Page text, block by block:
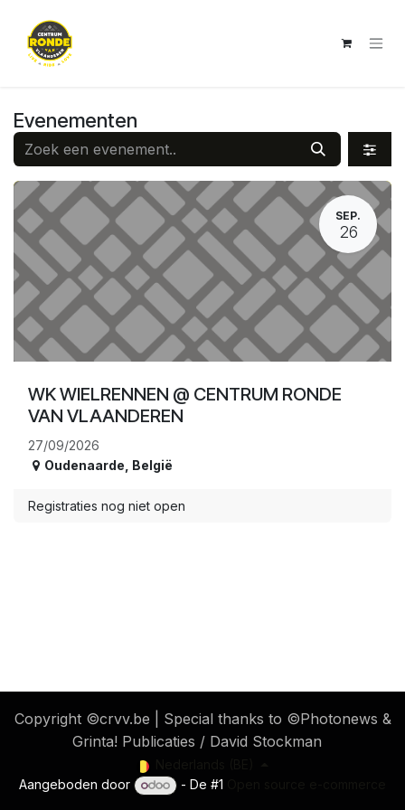
Evenementen
SEP.
26
WK WIELRENNEN @ CENTRUM RONDE
VAN VLAANDEREN
27/09/2026
Oudenaarde België
Registraties nog niet open
​ Copyright ©crvv.be | Special thanks to ©Photonews &
Grinta! Publicaties / David Stockman
Aangeboden door
- De #1